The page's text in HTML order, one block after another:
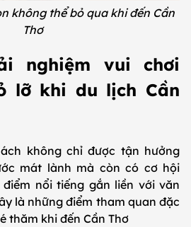
không thể bỏ qua khi đến Cần
Thơ
nghiệm vui chơi
lỡ khi du lịch Cần
không chỉ được tận hưởng
mát lành mà còn có cơ hội
nổi tiếng gắn liền với văn
là những điểm tham quan đặc
thăm khi đến Cần Thơ